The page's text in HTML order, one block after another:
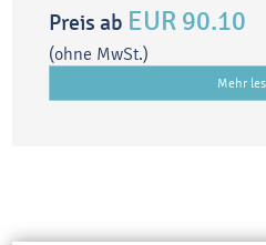
Preis ab EUR 90.10
(ohne MwSt.)
Mehr